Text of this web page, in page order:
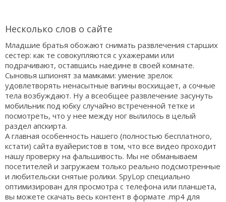
Несколько слов о сайте
Младшие братья обожают снимать развлечения старших
сестер: как те совокупляются с ухажерами или
подрачивают, оставшись наедине в своей комнате.
Сыновья шпионят за мамками: умение зрелок
удовлетворять ненасытные вагины восхищает, а сочные
тела возбуждают. Ну а всеобщее развлечение засунуть
мобильник под юбку случайно встреченной тетке и
посмотреть, что у нее между ног вылилось в целый
раздел апскирта.
А главная особенность нашего (полностью бесплатного,
кстати) сайта вуайеристов в том, что все видео проходит
нашу проверку на фальшивость. Мы не обманываем
посетителей и загружаем только реально подсмотренные
и любительски снятые ролики. SpyLop специально
оптимизирован для просмотра с телефона или планшета,
вы можете скачать весь контент в формате .mp4 для